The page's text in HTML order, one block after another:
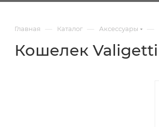
Главная — Каталог — Аксессуары —
Кошелек Valigetti